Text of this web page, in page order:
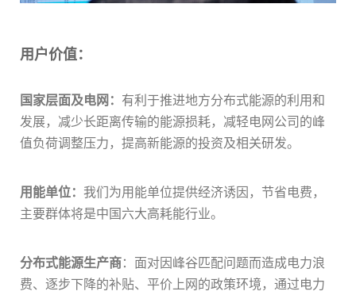
用户价值：
国家层面及电网： 有利于推进地方分布式能源的利用和
发展，减少长距离传输的能源损耗，减轻电网公司的峰
值负荷调整压力，提高新能源的投资及相关研发。
用能单位： 我们为用能单位提供经济诱因，节省电费，
主要群体将是中国六大高耗能行业。
分布式能源生产商：面对因峰谷匹配问题而造成电力浪
费、逐步下降的补贴、平价上网的政策环境，通过电力